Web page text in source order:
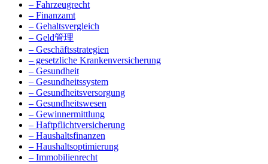
– Fahrzeugrecht
– Finanzamt
– Gehaltsvergleich
– Geld管理
– Geschäftsstrategien
– gesetzliche Krankenversicherung
– Gesundheit
– Gesundheitssystem
– Gesundheitsversorgung
– Gesundheitswesen
– Gewinnermittlung
– Haftpflichtversicherung
– Haushaltsfinanzen
– Haushaltsoptimierung
– Immobilienrecht